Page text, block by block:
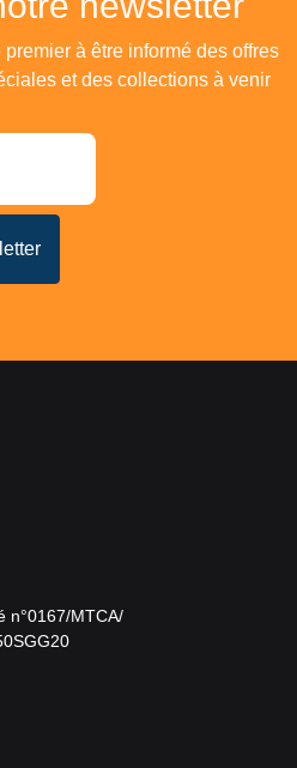
à être informé des offres
et des collections à venir
n°0167/MTCA/